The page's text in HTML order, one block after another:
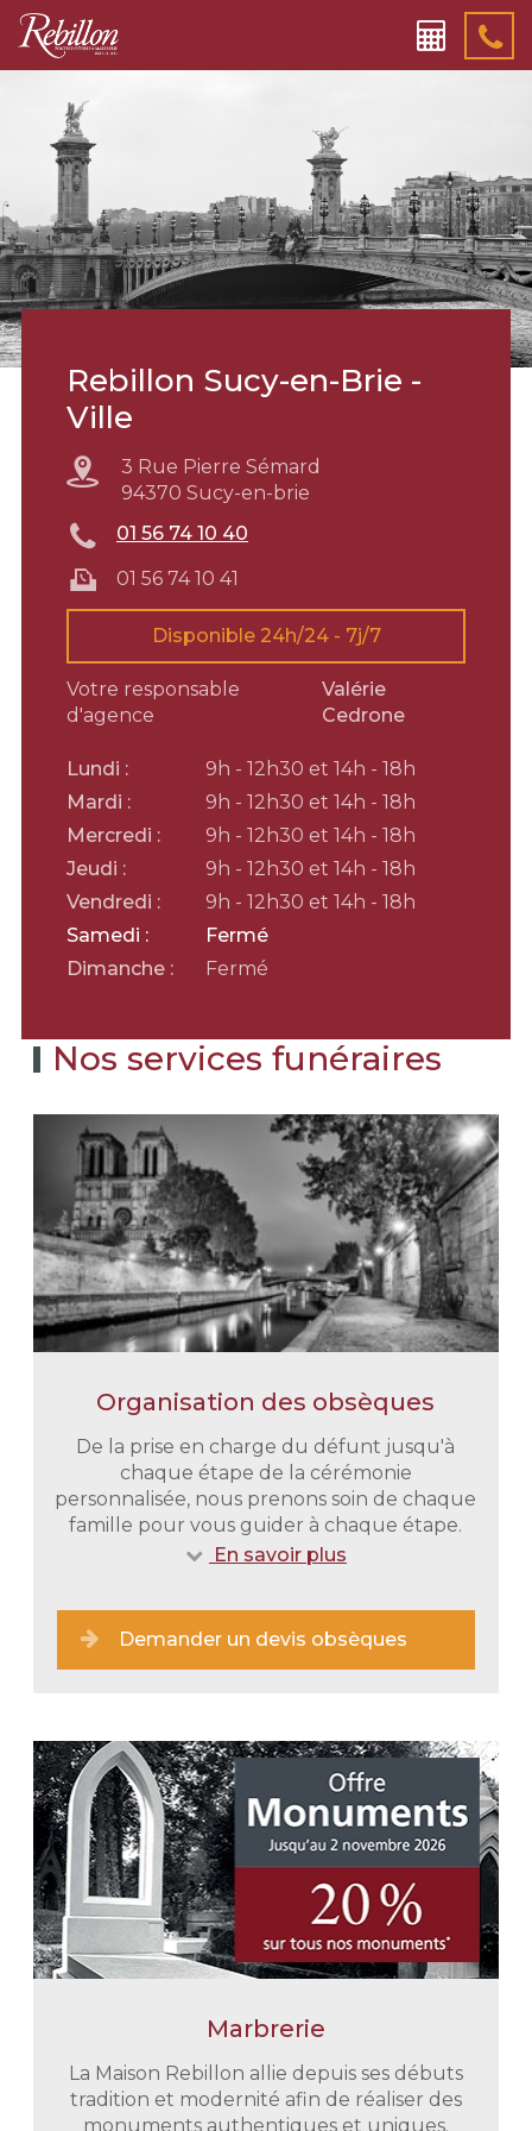
Rebillon Sucy-en-Brie -
Ville
3 Rue Pierre Sémard
94370 Sucy-en-brie
01 56 74 10 40
01 56 74 10 41
Disponible 24h/24 - 7j/7
Votre responsable
d'agence
Valérie
Cedrone
Lundi :
9h - 12h30 et 14h - 18h
Mardi :
9h - 12h30 et 14h - 18h
Mercredi :
9h - 12h30 et 14h - 18h
Jeudi :
9h - 12h30 et 14h - 18h
Vendredi :
9h - 12h30 et 14h - 18h
Samedi :
Fermé
Dimanche :
Fermé
Nos services funéraires
Organisation des obsèques
De la prise en charge du défunt jusqu'à
chaque étape de la cérémonie
personnalisée, nous prenons soin de chaque
famille pour vous guider à chaque étape.
En savoir plus
Demander un devis obsèques
Une prise en charge immédiate
En tout discrétion et retenue nous
vous épaulons dans toutes vos
démarches administratives. Nous
Marbrerie
La Maison Rebillon allie depuis ses débuts
tradition et modernité afin de réaliser des
monuments authentiques et uniques.